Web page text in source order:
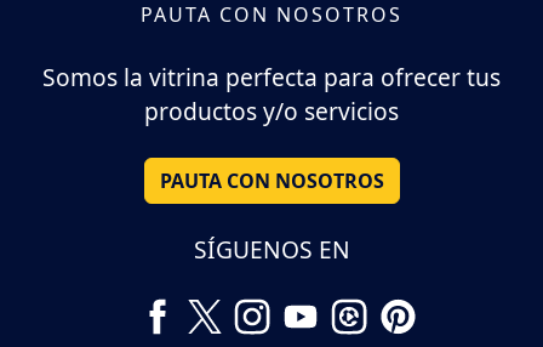
PAUTA CON NOSOTROS
Somos la vitrina perfecta para ofrecer tus
productos y/o servicios
PAUTA CON NOSOTROS
SÍGUENOS EN